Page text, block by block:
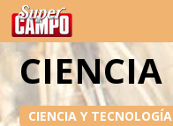
Temas de hoy
CIENCIA
CIENCIA Y TECNOLOGÍA